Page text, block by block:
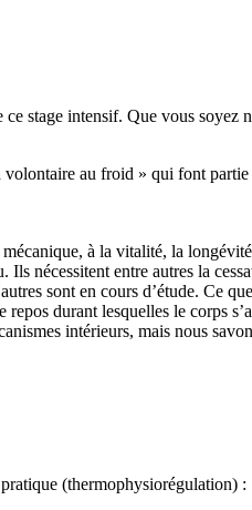
stage intensif. Que vous
au froid » qui font
à la vitalité, la
nécessitent entre autres la
sont en cours d’étude. Ce
durant lesquelles le corps
intérieurs, mais nous
(thermophysiorégulation) :